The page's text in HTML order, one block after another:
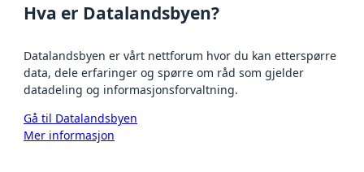
Hva er Datalandsbyen?
Datalandsbyen er vårt nettforum hvor du kan etterspørre
data, dele erfaringer og spørre om råd som gjelder
datadeling og informasjonsforvaltning.
Gå til Datalandsbyen
Mer informasjon